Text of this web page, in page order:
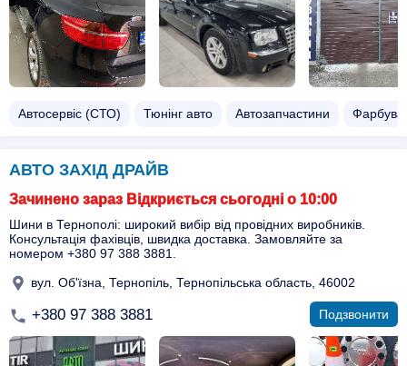
Автосервіс (СТО) Тюнінг авто Автозапчастини
АВТО ЗАХІД ДРАЙВ
Зачинено зараз Відкриється сьогодні о 10:00
Шини в Тернополі: широкий вибір від провідних виробників.
Консультація фахівців, швидка доставка. Замовляйте за
номером +380 97 388 3881.
вул. Об'їзна, Тернопіль, Тернопільська область, 46002
+380 97 388 3881 Подзвонити